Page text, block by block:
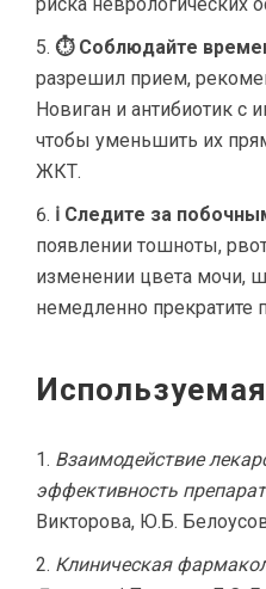
⏱ Соблюдайте
разрешил прием,
Новиган и антибиотик с
чтобы уменьшить их
ЖКТ.
ℹ Следите за
появлении тошноты,
изменении цвета мочи,
немедленно прекратите
Взаимодействие
эффективность
Викторова, Ю.Б.
Клиническая